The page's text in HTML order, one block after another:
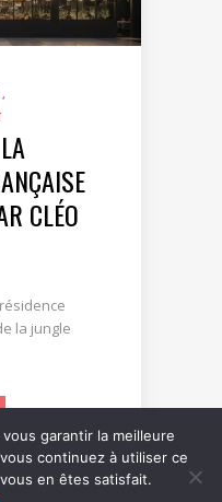
CLÉO
la jungle
garantir la meilleure
continuez à utiliser ce
en êtes satisfait.